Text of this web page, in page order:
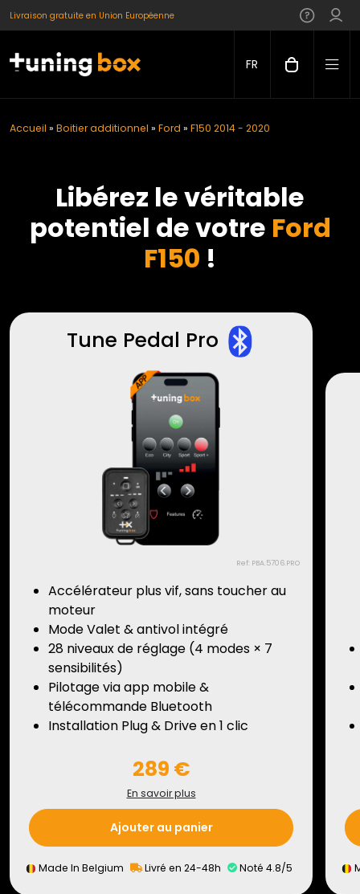
Livraison gratuite en Union Européenne
FR
Accueil » Boitier additionnel » Ford » F150 2014 - 2020
Libérez le véritable
potentiel de votre Ford
F150 !
Tune Pedal Pro
Ref: PBA.5706.PRO
Accélérateur plus vif, sans toucher au
moteur
Mode Valet & antivol intégré
28 niveaux de réglage (4 modes × 7
sensibilités)
Pilotage via app mobile &
télécommande Bluetooth
Installation Plug & Drive en 1 clic
289 €
En savoir plus
Ajouter au panier
Made In Belgium Livré en 24-48h Noté 4.8/5